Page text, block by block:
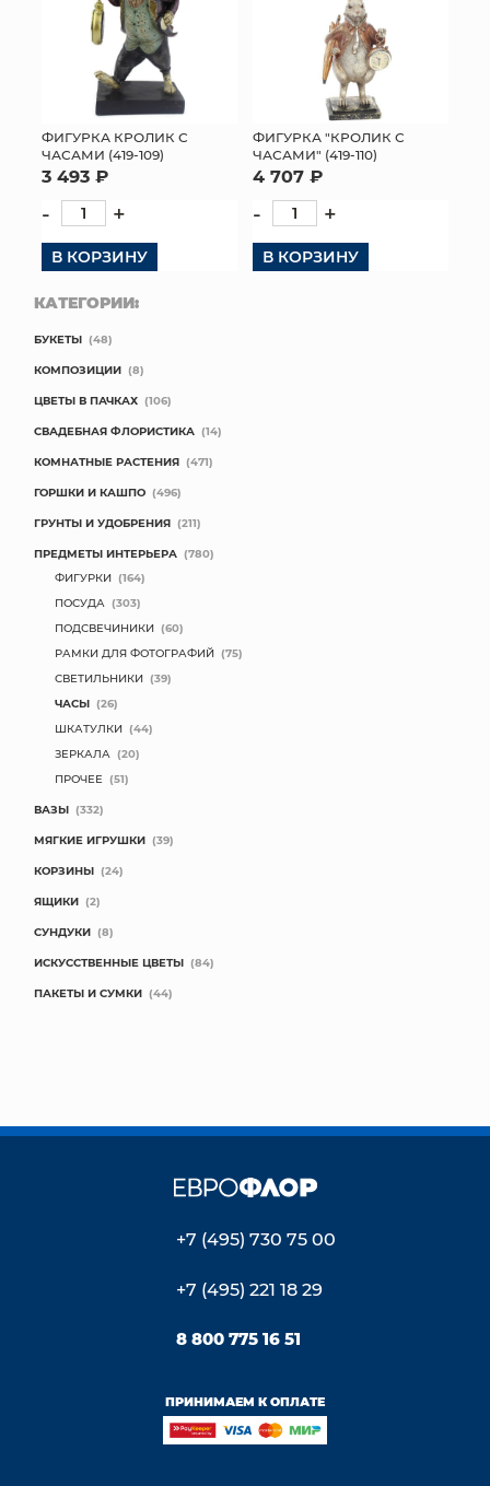
ФИГУРКА КРОЛИК С
ЧАСАМИ (419-109)
3 493 ₽
- +
В КОРЗИНУ
ФИГУРКА "КРОЛИК С
ЧАСАМИ" (419-110)
4 707 ₽
- +
В КОРЗИНУ
КАТЕГОРИИ:
БУКЕТЫ (48)
КОМПОЗИЦИИ (8)
ЦВЕТЫ В ПАЧКАХ (106)
СВАДЕБНАЯ ФЛОРИСТИКА (14)
КОМНАТНЫЕ РАСТЕНИЯ (471)
ГОРШКИ И КАШПО (496)
ГРУНТЫ И УДОБРЕНИЯ (211)
ПРЕДМЕТЫ ИНТЕРЬЕРА (780)
ФИГУРКИ (164)
ПОСУДА (303)
ПОДСВЕЧИНИКИ (60)
РАМКИ ДЛЯ ФОТОГРАФИЙ (75)
СВЕТИЛЬНИКИ (39)
ЧАСЫ (26)
ШКАТУЛКИ (44)
ЗЕРКАЛА (20)
ПРОЧЕЕ (51)
ВАЗЫ (332)
МЯГКИЕ ИГРУШКИ (39)
КОРЗИНЫ (24)
ЯЩИКИ (2)
СУНДУКИ (8)
ИСКУССТВЕННЫЕ ЦВЕТЫ (84)
ПАКЕТЫ И СУМКИ (44)
+7 (495) 730 75 00
+7 (495) 221 18 29
8 800 775 16 51
ПРИНИМАЕМ К ОПЛАТЕ